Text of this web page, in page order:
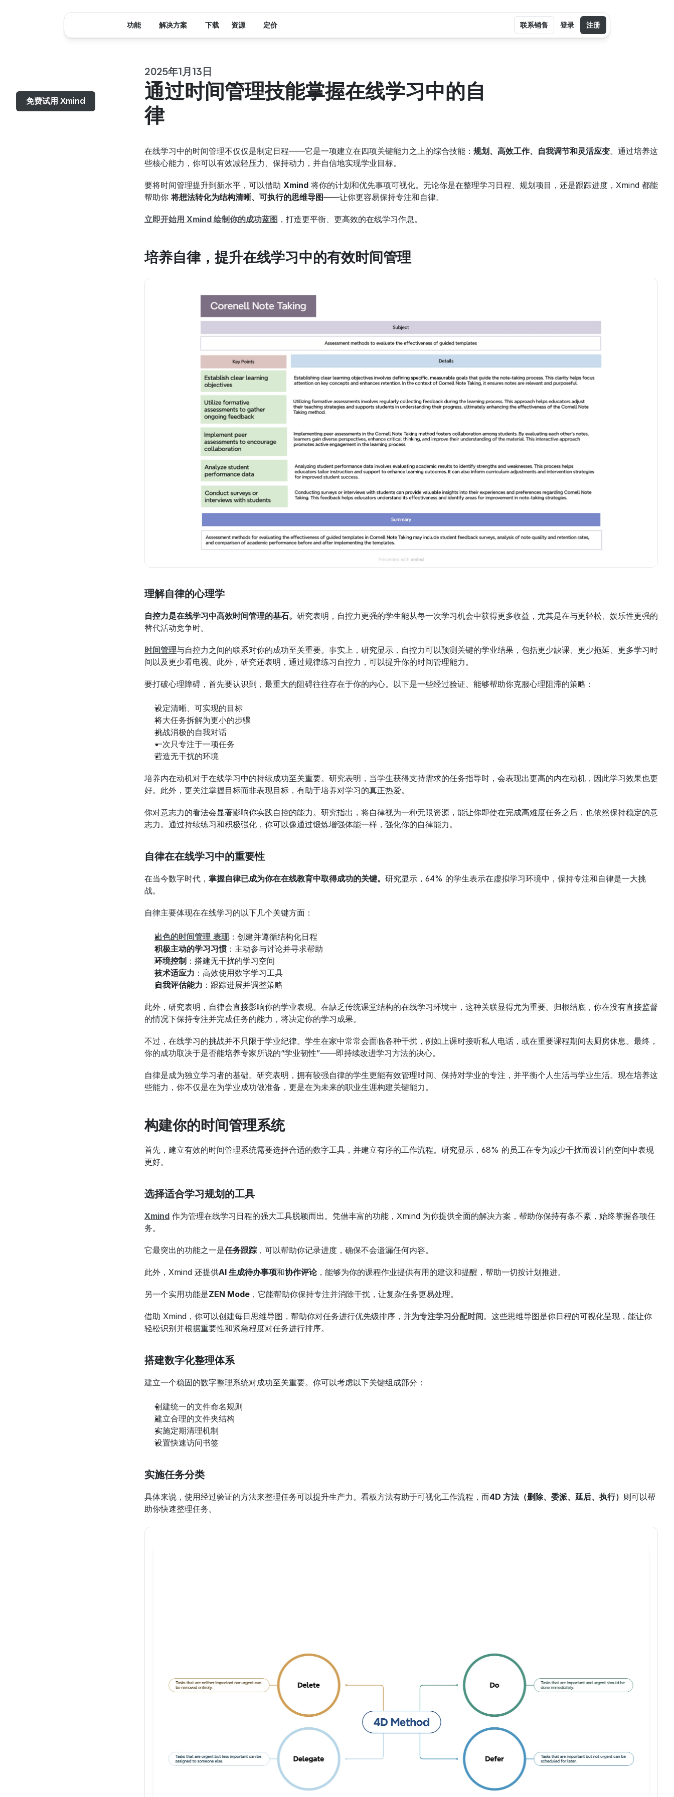
免费试用 Xmind
2025年1月13日
通过时间管理技能掌握在线学习中的自
律
在线学习中的时间管理不仅仅是制定日程——它是一项建立在四项关键能力之上的综合技能： 规划、高效工作、自我调节和灵活应变。通过培养这
些核心能力，你可以有效减轻压力、保持动力，并自信地实现学业目标。
要将时间管理提升到新水平，可以借助 Xmind 将你的计划和优先事项可视化。无论你是在整理学习日程、规划项目，还是跟踪进度，Xmind 都能
帮助你 将想法转化为结构清晰、可执行的思维导图——让你更容易保持专注和自律。
立即开始用 Xmind 绘制你的成功蓝图 ，打造更平衡、更高效的在线学习作息。
培养自律，提升在线学习中的有效时间管理
理解自律的心理学
自控力是在线学习中高效时间管理的基石。 研究表明，自控力更强的学生能从每一次学习机会中获得更多收益，尤其是在与更轻松、娱乐性更强的
替代活动竞争时。
时间管理与自控力之间的联系对你的成功至关重要。事实上，研究显示，自控力可以预测关键的学业结果，包括更少缺课、更少拖延、更多学习时
间以及更少看电视。此外，研究还表明，通过规律练习自控力，可以提升你的时间管理能力。
要打破心理障碍，首先要认识到，最重大的阻碍往往存在于你的内心。以下是一些经过验证、能够帮助你克服心理阻滞的策略：
设定清晰、可实现的目标
将大任务拆解为更小的步骤
挑战消极的自我对话
一次只专注于一项任务
营造无干扰的环境
培养内在动机对于在线学习中的持续成功至关重要。研究表明，当学生获得支持需求的任务指导时，会表现出更高的内在动机，因此学习效果也更
好。此外，更关注掌握目标而非表现目标，有助于培养对学习的真正热爱。
你对意志力的看法会显著影响你实践自控的能力。研究指出，将自律视为一种无限资源，能让你即使在完成高难度任务之后，也依然保持稳定的意
志力。通过持续练习和积极强化，你可以像通过锻炼增强体能一样，强化你的自律能力。
自律在在线学习中的重要性
在当今数字时代， 掌握自律已成为你在在线教育中取得成功的关键。 研究显示，64% 的学生表示在虚拟学习环境中，保持专注和自律是一大挑
战。
自律主要体现在在线学习的以下几个关键方面：
出色的时间管理 表现：创建并遵循结构化日程
积极主动的学习习惯 ：主动参与讨论并寻求帮助
环境控制 ：搭建无干扰的学习空间
技术适应力 ：高效使用数字学习工具
自我评估能力 ：跟踪进展并调整策略
此外，研究表明，自律会直接影响你的学业表现。在缺乏传统课堂结构的在线学习环境中，这种关联显得尤为重要。归根结底，你在没有直接监督
的情况下保持专注并完成任务的能力，将决定你的学习成果。
不过，在线学习的挑战并不只限于学业纪律。学生在家中常常会面临各种干扰，例如上课时接听私人电话，或在重要课程期间去厨房休息。最终，
你的成功取决于是否能培养专家所说的“学业韧性”——即持续改进学习方法的决心。
自律是成为独立学习者的基础。研究表明，拥有较强自律的学生更能有效管理时间、保持对学业的专注，并平衡个人生活与学业生活。现在培养这
些能力，你不仅是在为学业成功做准备，更是在为未来的职业生涯构建关键能力。
构建你的时间管理系统
首先，建立有效的时间管理系统需要选择合适的数字工具，并建立有序的工作流程。研究显示，68% 的员工在专为减少干扰而设计的空间中表现
更好。
选择适合学习规划的工具
Xmind 作为管理在线学习日程的强大工具脱颖而出。凭借丰富的功能，Xmind 为你提供全面的解决方案，帮助你保持有条不紊，始终掌握各项任
务。
它最突出的功能之一是任务跟踪 ，可以帮助你记录进度，确保不会遗漏任何内容。
此外，Xmind 还提供AI 生成待办事项和协作评论，能够为你的课程作业提供有用的建议和提醒，帮助一切按计划推进。
另一个实用功能是ZEN Mode ，它能帮助你保持专注并消除干扰，让复杂任务更易处理。
借助 Xmind，你可以创建每日思维导图，帮助你对任务进行优先级排序，并为专注学习分配时间。这些思维导图是你日程的可视化呈现，能让你
轻松识别并根据重要性和紧急程度对任务进行排序。
搭建数字化整理体系
建立一个稳固的数字整理系统对成功至关重要。你可以考虑以下关键组成部分：
创建统一的文件命名规则
建立合理的文件夹结构
实施定期清理机制
设置快速访问书签
实施任务分类
具体来说，使用经过验证的方法来整理任务可以提升生产力。看板方法有助于可视化工作流程，而4D 方法（删除、委派、延后、执行） 则可以帮
助你快速整理任务。
功能 解决方案 下载 资源 定价 联系销售 登录 注册